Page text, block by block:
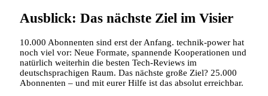
Ausblick: Das nächste Ziel im Visier
10.000 Abonnenten sind erst der Anfang. technik-power hat
noch viel vor: Neue Formate, spannende Kooperationen und
natürlich weiterhin die besten Tech-Reviews im
deutschsprachigen Raum. Das nächste große Ziel? 25.000
Abonnenten – und mit eurer Hilfe ist das absolut erreichbar.